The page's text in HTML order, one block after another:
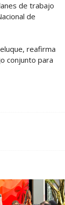
de trabajo
de
reafirma
conjunto para